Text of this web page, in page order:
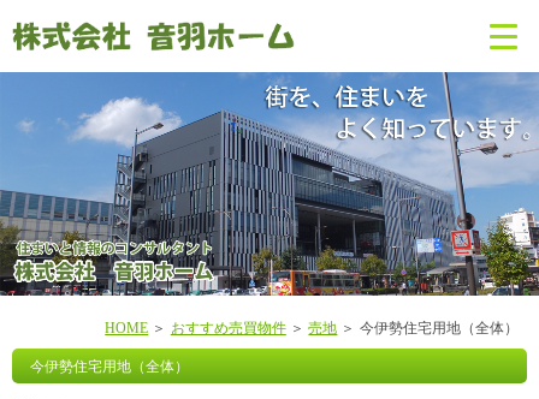
HOME おすすめ売買物件 売地 今伊勢住宅用地（全体）
今伊勢住宅用地（全体）